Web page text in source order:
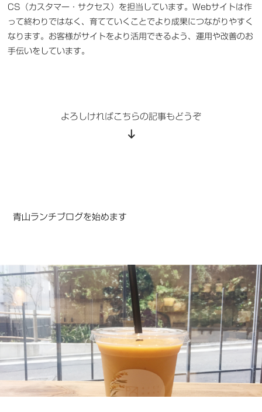
CS（カスタマー・サクセス）を担当しています。Webサイトは作
って終わりではなく、育てていくことでより成果につながりやすく
なります。お客様がサイトをより活用できるよう、運用や改善のお
手伝いをしています。
よろしければこちらの記事もどうぞ
青山ランチブログを始めます